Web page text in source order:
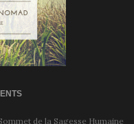
de la Sagesse Humaine